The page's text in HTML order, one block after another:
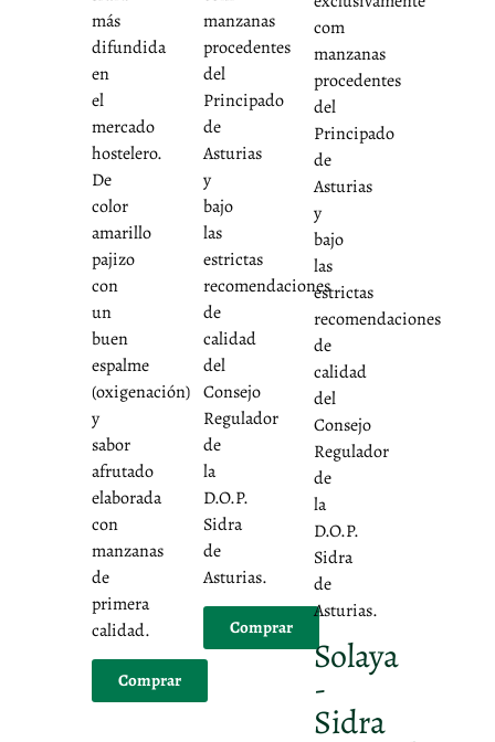
más
difundida
en
el
mercado
hostelero.
De
color
amarillo
pajizo
con
un
buen
espalme
(oxigenación)
y
sabor
afrutado
elaborada
con
manzanas
de
primera
calidad.
Comprar
manzanas
procedentes
del
Principado
de
Asturias
y
bajo
las
estrictas
recomendaciones
de
calidad
del
Consejo
Regulador
de
la
D.O.P.
Sidra
de
Asturias.
Comprar
com
manzanas
procedentes
del
Principado
de
Asturias
y
bajo
las
estrictas
recomendaciones
de
calidad
del
Consejo
Regulador
de
la
D.O.P.
Sidra
de
Asturias.
Solaya
-
Sidra